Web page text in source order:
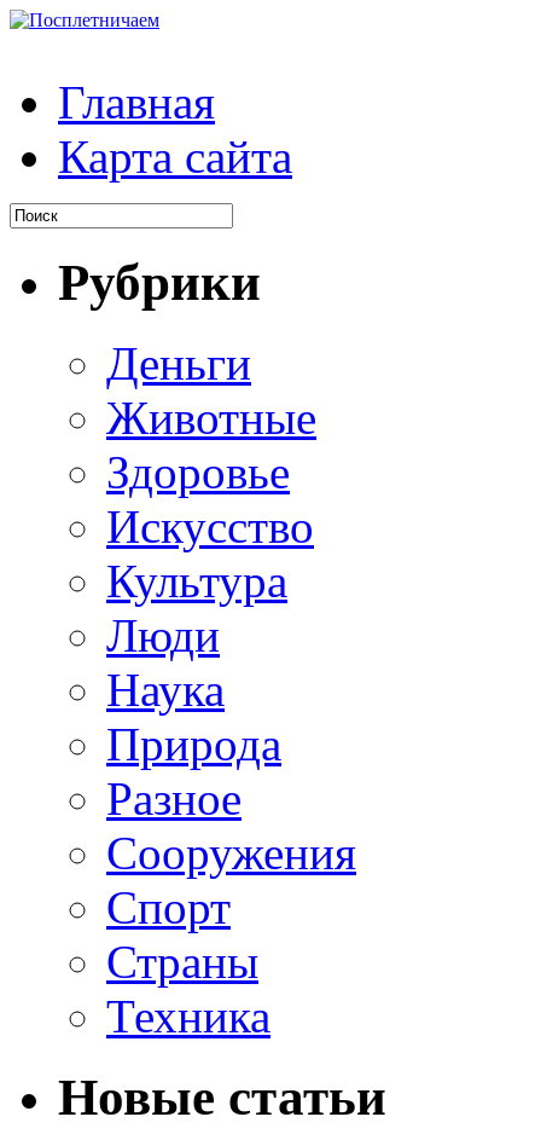
Главная
Карта сайта
Рубрики
Деньги
Животные
Здоровье
Искусство
Культура
Люди
Наука
Природа
Разное
Сооружения
Спорт
Страны
Техника
Новые статьи